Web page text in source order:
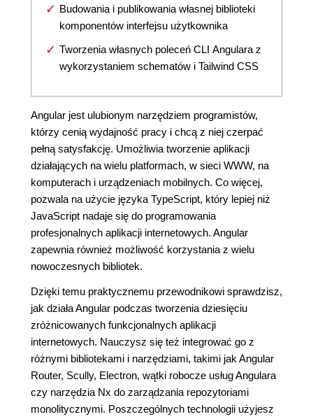
Budowania i publikowania własnej biblioteki
komponentów interfejsu użytkownika
Tworzenia własnych poleceń CLI Angulara z
wykorzystaniem schematów i Tailwind CSS
Angular jest ulubionym narzędziem programistów,
którzy cenią wydajność pracy i chcą z niej czerpać
pełną satysfakcję. Umożliwia tworzenie aplikacji
działających na wielu platformach, w sieci WWW, na
komputerach i urządzeniach mobilnych. Co więcej,
pozwala na użycie języka TypeScript, który lepiej niż
JavaScript nadaje się do programowania
profesjonalnych aplikacji internetowych. Angular
zapewnia również możliwość korzystania z wielu
nowoczesnych bibliotek.
Dzięki temu praktycznemu przewodnikowi sprawdzisz,
jak działa Angular podczas tworzenia dziesięciu
zróżnicowanych funkcjonalnych aplikacji
internetowych. Nauczysz się też integrować go z
różnymi bibliotekami i narzędziami, takimi jak Angular
Router, Scully, Electron, wątki robocze usług Angulara
czy narzędzia Nx do zarządzania repozytoriami
monolitycznymi. Poszczególnych technologii użyjesz